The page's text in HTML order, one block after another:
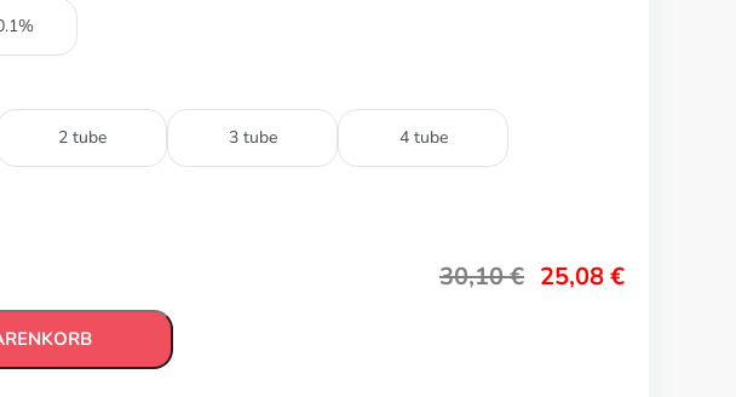
2 tube 3 tube 4 tube
30,10€ 25,08€